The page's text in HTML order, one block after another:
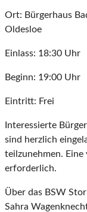
Ort: Bürgerhaus
Oldesloe
Einlass: 18:30 Uhr
Beginn: 19:00 Uhr
Eintritt: Frei
Interessierte
sind herzlich
teilzunehmen.
erforderlich.
Über das BSW
Sahra